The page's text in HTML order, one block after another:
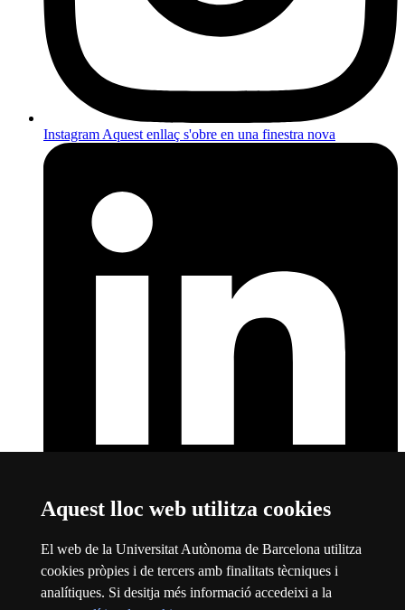
Aquest lloc web utilitza cookies
El web de la Universitat Autònoma de Barcelona utilitza
cookies pròpies i de tercers amb finalitats tècniques i
analítiques. Si desitja més informació accedeixi a la
Instagram Aquest enllaç s'obre en una finestra nova
LinkedinAquest enllaç s'obre en una finestra nova
Sobre el web
Universitat Autònoma de Barcelona